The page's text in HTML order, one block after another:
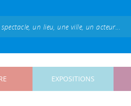
EXPOSITIONS